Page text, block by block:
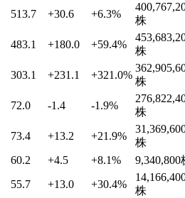
513.7 +30.6 +6.3%
株
483.1 +180.0 +59.4%
株
303.1 +231.1 +321.0%
株
72.0 -1.4 -1.9%
株
73.4 +13.2 +21.9%
株
60.2 +4.5 +8.1% 9,340,800
55.7 +13.0 +30.4%
株